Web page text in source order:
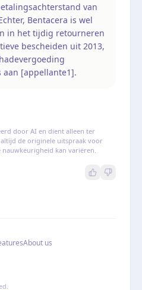
van
Bentacera is wel
in het tijdig retourneren
bescheiden uit 2013,
[appellante1].
door AI en dient alleen ter
de originele uitspraak voor
kan variëren.
About us